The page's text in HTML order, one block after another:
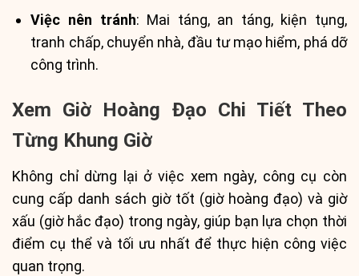
Việc nên tránh: Mai táng, an táng, kiện tụng,
tranh chấp, chuyển nhà, đầu tư mạo hiểm, phá dỡ
công trình.
Xem Giờ Hoàng Đạo Chi Tiết Theo
Từng Khung Giờ
Không chỉ dừng lại ở việc xem ngày, công cụ còn
cung cấp danh sách giờ tốt (giờ hoàng đạo) và giờ
xấu (giờ hắc đạo) trong ngày, giúp bạn lựa chọn thời
điểm cụ thể và tối ưu nhất để thực hiện công việc
quan trọng.